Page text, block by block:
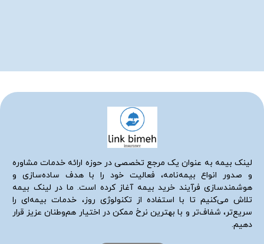
لینک بیمه به عنوان یک مرجع تخصصی در حوزه ارائه خدمات مشاوره
و صدور انواع بیمه‌نامه، فعالیت خود را با هدف ساده‌سازی و
هوشمندسازی فرآیند خرید بیمه آغاز کرده است. ما در لینک بیمه
تلاش می‌کنیم تا با استفاده از تکنولوژی روز، خدمات بیمه‌ای را
سریع‌تر، شفاف‌تر و با بهترین نرخ ممکن در اختیار هم‌وطنان عزیز قرار
دهیم.